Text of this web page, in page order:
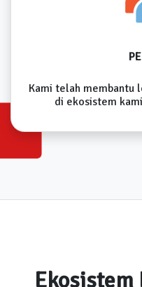
Kami telah membantu
di ekosistem
Ekosistem